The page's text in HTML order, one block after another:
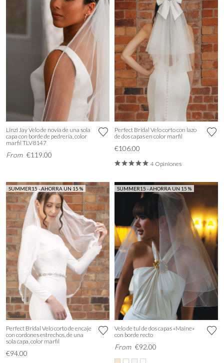
Linzi Jay Velo de novia de una sola
capa con borde de pedrería, color
marfil TLV8147
From €119.00
Perfect Bridal Velo corto con lazo
de dos capas en color marfil
€106.00
4 Opiniones
SUMMER15 - AHORRA UN 15 %
Perfect Bridal Velo corto de encaje
con cordones estrechos, de una
sola capa, color marfil
€94.00
SUMMER15 - AHORRA UN 15 %
Velo de tul de dos capas «Maine»
con borde recto
From €92.00